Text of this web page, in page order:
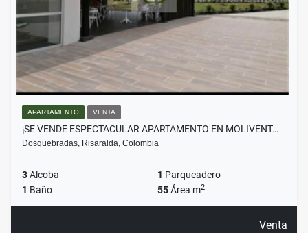
APARTAMENTO VENTA
¡SE VENDE ESPECTACULAR APARTAMENTO EN MOLIVENT…
Dosquebradas, Risaralda, Colombia
3Alcoba 1 Parqueadero
1 Baño 55Área m2
Venta